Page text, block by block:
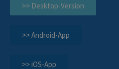
>> Desktop-Version
>> Android-App
>> iOS-App